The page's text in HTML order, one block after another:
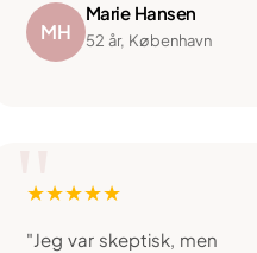
MH
Marie Hansen
52 år, København
★★★★★
"Jeg var skeptisk, men